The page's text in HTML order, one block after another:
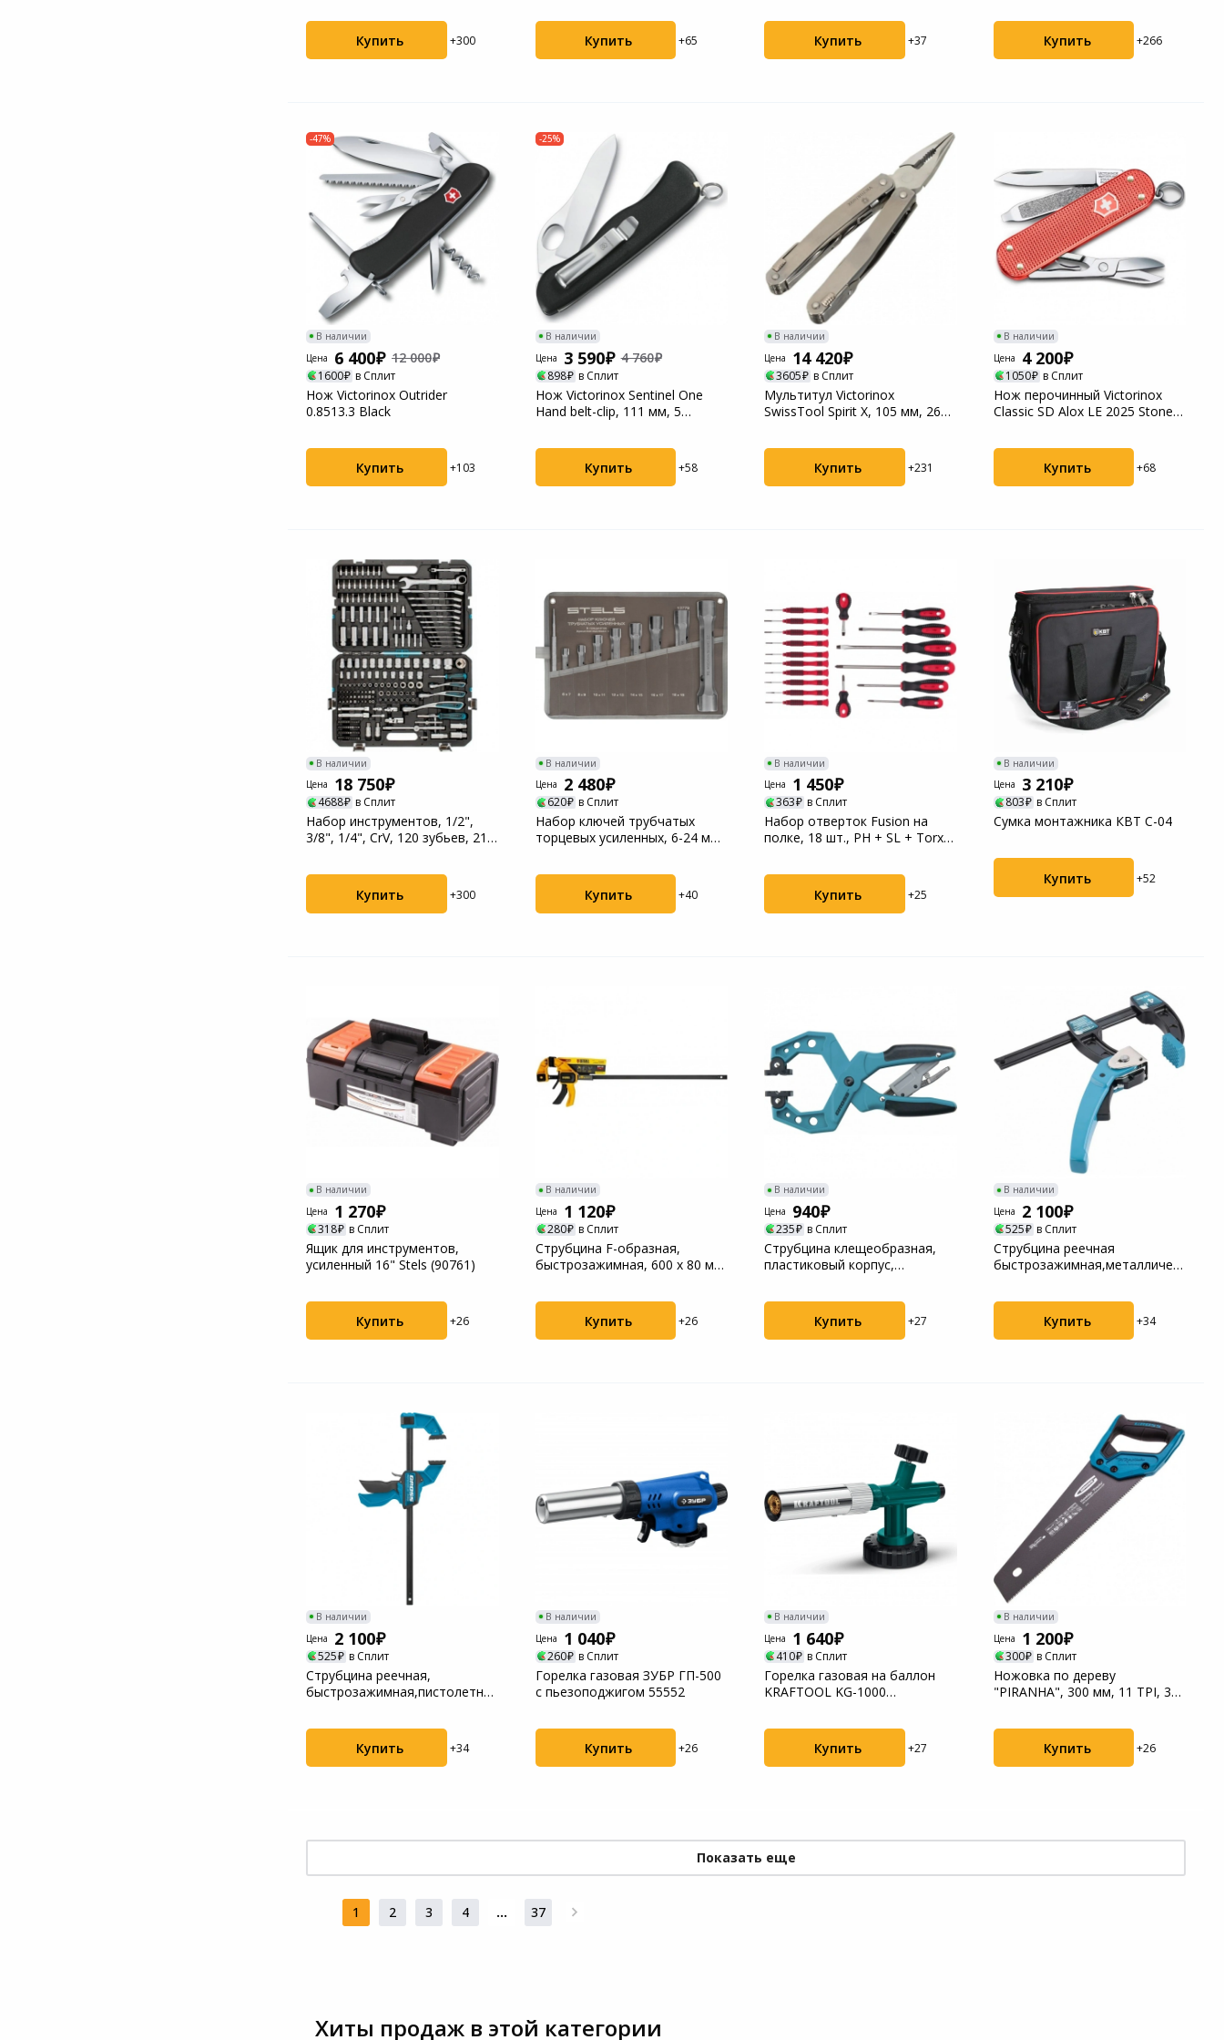
Купить +300 Купить +65 Купить +37 Купить +266
-47%
В наличии
Цена
6 400 12 000
1600 в Сплит
Нож Victorinox Outrider
0.8513.3 Black
Купить +103
-25%
В наличии
Цена
3 590 4 760
898 в Сплит
Нож Victorinox Sentinel One
Hand belt-clip, 111 мм, 5
Купить +58
В наличии
Цена
14 420
3605 в Сплит
Мультитул Victorinox
SwissTool Spirit X, 105 мм, 26
Купить +231
В наличии
Цена
4 200
1050 в Сплит
Нож перочинный Victorinox
Classic SD Alox LE 2025 Stone
Купить +68
В наличии
Цена
18 750
4688 в Сплит
Набор инструментов, 1/2",
3/8", 1/4", CrV, 120 зубьев, 216
Купить +300
В наличии
Цена
2 480
620 в Сплит
Набор ключей трубчатых
торцевых усиленных, 6-24 мм,
Купить +40
В наличии
Цена
1 450
363 в Сплит
Набор отверток Fusion на
полке, 18 шт., PH + SL + Torx,
Купить +25
В наличии
Цена
3 210
803 в Сплит
Сумка монтажника КВТ С-04
Купить +52
В наличии
Цена
1 270
318 в Сплит
Ящик для инструментов,
усиленный 16" Stels (90761)
Купить +26
В наличии
Цена
1 120
280 в Сплит
Струбцина F-образная,
быстрозажимная, 600 х 80 мм,
Купить +26
В наличии
Цена
940
235 в Сплит
Струбцина клещеобразная,
пластиковый корпус,
Купить +27
В наличии
Цена
2 100
525 в Сплит
Струбцина реечная
быстрозажимная,металлический
Купить +34
В наличии
Цена
2 100
525 в Сплит
Струбцина реечная,
быстрозажимная,пистолетного
Купить +34
В наличии
Цена
1 040
260 в Сплит
Горелка газовая ЗУБР ГП-500
с пьезоподжигом 55552
Купить +26
В наличии
Цена
1 640
410 в Сплит
Горелка газовая на баллон
KRAFTOOL KG-1000
Купить +27
В наличии
Цена
1 200
300 в Сплит
Ножовка по дереву
"PIRANHA", 300 мм, 11 TPI, 3D-
Купить +26
Показать еще
1 2 3 4 ... 37
Хиты продаж в этой категории
Пылесосы садовые